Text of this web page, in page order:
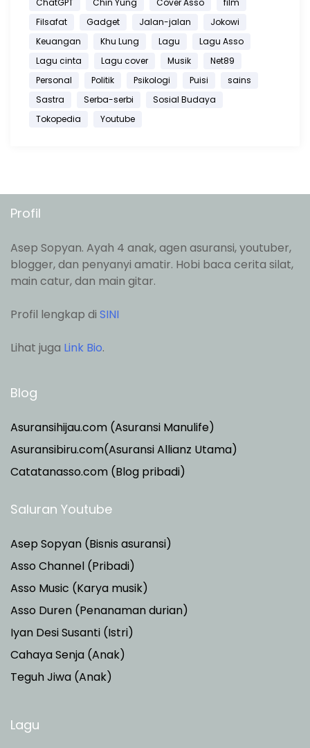
Filsafat
Gadget Jalan-jalan
Jokowi
Keuangan
Khu Lung Lagu
Lagu Asso
Lagu cinta
Lagu cover Musik
Net89
Personal
Politik Psikologi Puisi
sains
Sastra
Serba-serbi
Sosial Budaya
Tokopedia
Youtube
Profil
Asep Sopyan. Ayah 4 anak, agen asuransi, youtuber,
blogger, dan penyanyi amatir. Hobi baca cerita silat,
main catur, dan main gitar.
Profil lengkap di SINI
Lihat juga Link Bio.
Blog
Asuransihijau.com (Asuransi Manulife)
Asuransibiru.com(Asuransi Allianz Utama)
Catatanasso.com (Blog pribadi)
Saluran Youtube
Asep Sopyan (Bisnis asuransi)
Asso Channel (Pribadi)
Asso Music (Karya musik)
Asso Duren (Penanaman durian)
Iyan Desi Susanti (Istri)
Cahaya Senja (Anak)
Teguh Jiwa (Anak)
Lagu